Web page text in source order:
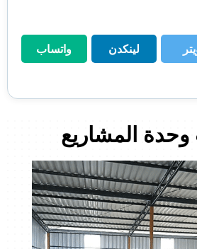
تويتر
لينكدن
لينكدن
واتساب
واتساب
المشاريع